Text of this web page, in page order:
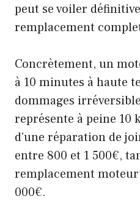
peut se voiler
remplacement
Concrètement, un
à 10 minutes à haute
dommages
représente à peine 10
d’une réparation de
entre 800 et 1 500€,
remplacement moteur
000€.